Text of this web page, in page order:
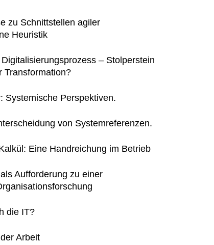
zu Schnittstellen agiler
Heuristik
– Stolperstein
Transformation?
Systemische Perspektiven.
von Systemreferenzen.
Eine Handreichung im Betrieb
Aufforderung zu einer
die IT?
Arbeit